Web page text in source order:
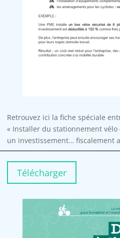
Retrouvez ici la fiche spéciale
« Installer du stationnement
un investissement… fiscalement
Télécharger